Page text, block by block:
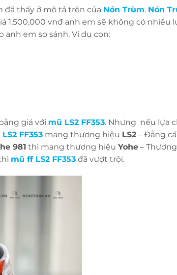
đã thấy ở mô tả trên của Nón Trùm. Nón
1,500,000 vnđ anh em sẽ không có nhiều
em so sánh. Ví dụ con:
giá với mũ LS2 FF353. Nhưng nếu lựa
FF353 mang thương hiệu LS2 – Đẳng
981 thì mang thương hiệu Yohe –
mũ ff LS2 FF353 đã vượt trội.